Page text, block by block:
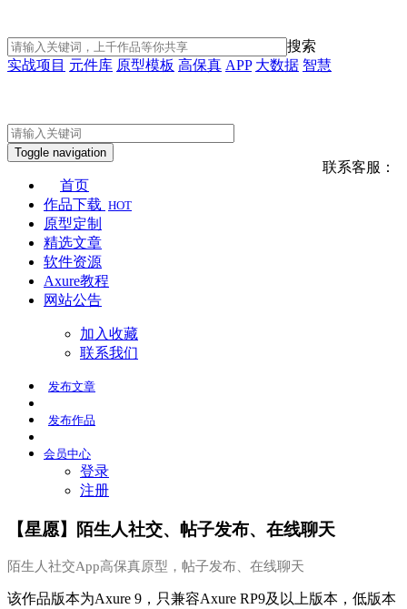
搜索
实战项目 元件库 原型模板 高保真 APP 大数据 智慧
联系客服：
Toggle navigation
首页
作品下载 HOT
原型定制
精选文章
软件资源
Axure教程
网站公告
加入收藏
联系我们
发布文章
发布作品
会员中心
登录
注册
【星愿】陌生人社交、帖子发布、在线聊天
陌生人社交App高保真原型，帖子发布、在线聊天
该作品版本为Axure 9，只兼容Axure RP9及以上版本，低版本